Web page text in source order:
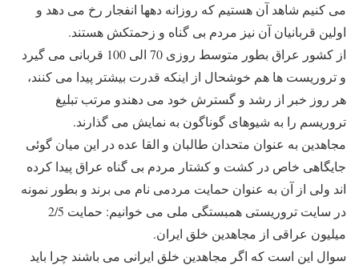
می کنیم شاهد آن هستیم که روزانه دهها انفجار رخ می دهد و
اولین قربانیان آن نیز مردم بی گناه و زحمتکش هستند.
از کشور عراق بطور متوسط روزی 70 الی 100 قربانی می گیرد
و تروریست ها هم خوشحال از اینکه قدرت بیشتر پیدا می کنند،
هر روز خبر از رشد و گسترش خود می دهندو مرتب تبلیغ
تروریسم را به شیوهای گوناگون به نمایش می گذارند.
مجاهدین به عنوان متحدان طالبان و القا عده در این میان گوئی
جایگاهی خاص در کشت و کشتار مردم بی گناه عراق پیدا کرده
اند ولی از آن به عنوان حمایت مردمی نام می برند و بطور نمونه
در سایت تروریستی همبستگی ملی می خوانیم: حمایت 2/5
میلیون عراقی از مجاهدین خلق ایران.
سوال این است که اگر مجاهدین خلق ایرانی می باشند چرا باید